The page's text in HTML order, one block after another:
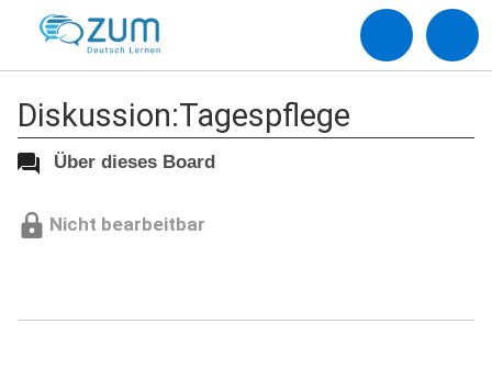
Diskussion:Tagespflege
Über dieses Board
Nicht bearbeitbar